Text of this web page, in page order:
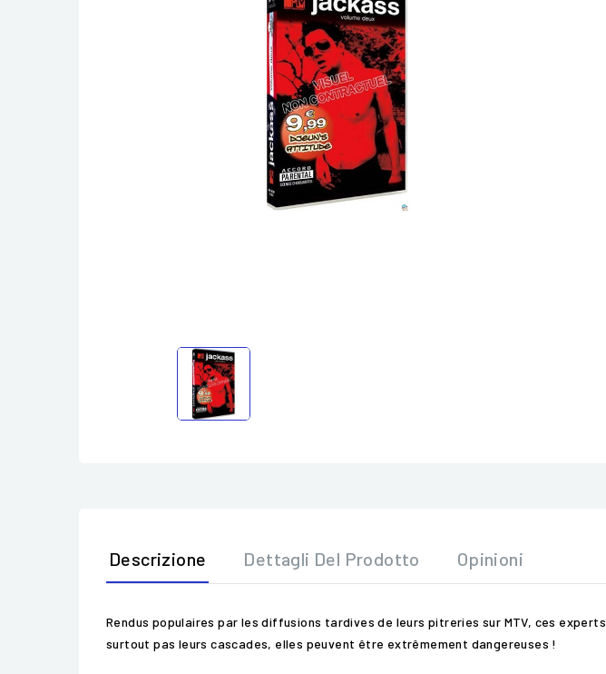
Descrizione Dettagli Del Prodotto Opinioni
Rendus populaires par les diffusions tardives de leurs pitreries sur MTV, ces
surtout pas leurs cascades, elles peuvent être extrêmement dangereuses !